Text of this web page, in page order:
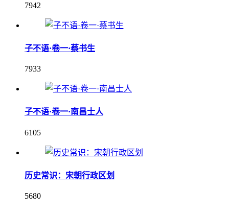
7942
子不语·卷一·蔡书生
7933
子不语·卷一·南昌士人
6105
历史常识：宋朝行政区划
5680